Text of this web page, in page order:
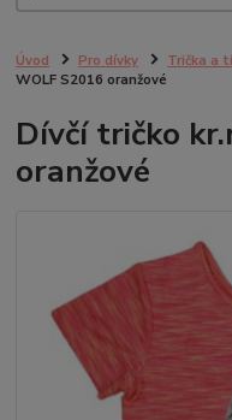
Úvod Pro dívky Trička a
WOLF S2016 oranžové
Dívčí tričko
oranžové